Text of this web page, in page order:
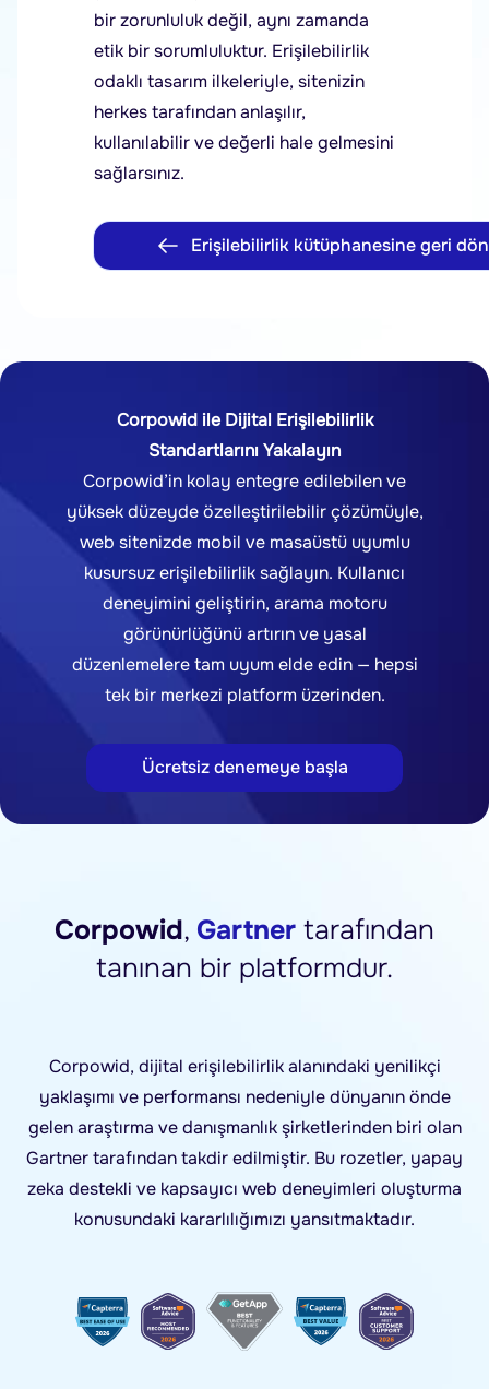
bir zorunluluk değil, aynı zamanda
etik bir sorumluluktur. Erişilebilirlik
odaklı tasarım ilkeleriyle, sitenizin
herkes tarafından anlaşılır,
kullanılabilir ve değerli hale gelmesini
sağlarsınız.
Erişilebilirlik kütüphanesine geri dön
Corpowid ile Dijital Erişilebilirlik
Standartlarını Yakalayın
Corpowid’in kolay entegre edilebilen ve
yüksek düzeyde özelleştirilebilir çözümüyle,
web sitenizde mobil ve masaüstü uyumlu
kusursuz erişilebilirlik sağlayın. Kullanıcı
deneyimini geliştirin, arama motoru
görünürlüğünü artırın ve yasal
düzenlemelere tam uyum elde edin — hepsi
tek bir merkezi platform üzerinden.
Ücretsiz denemeye başla
Corpowid, Gartner tarafından
tanınan bir platformdur.
Corpowid, dijital erişilebilirlik alanındaki yenilikçi
yaklaşımı ve performansı nedeniyle dünyanın önde
gelen araştırma ve danışmanlık şirketlerinden biri olan
Gartner tarafından takdir edilmiştir. Bu rozetler, yapay
zeka destekli ve kapsayıcı web deneyimleri oluşturma
konusundaki kararlılığımızı yansıtmaktadır.